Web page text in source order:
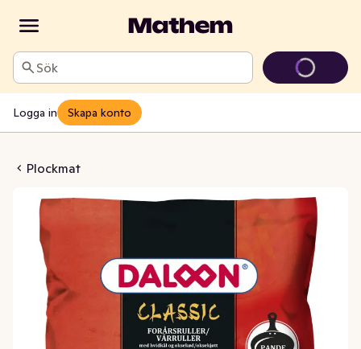
Sök
Logga in Skapa konto
Plockmat
Fryst